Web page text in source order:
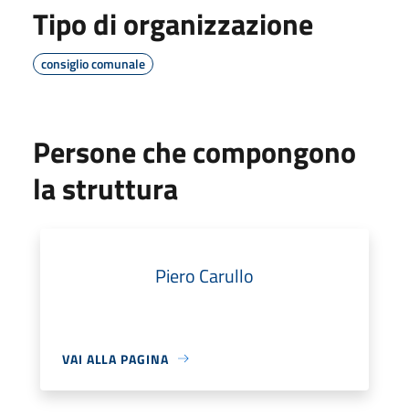
Tipo di organizzazione
consiglio comunale
Persone che compongono
la struttura
Piero Carullo
VAI ALLA PAGINA